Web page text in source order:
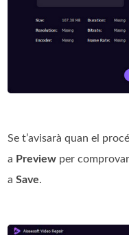
Se t’avisarà quan el
a Preview per
aSave.